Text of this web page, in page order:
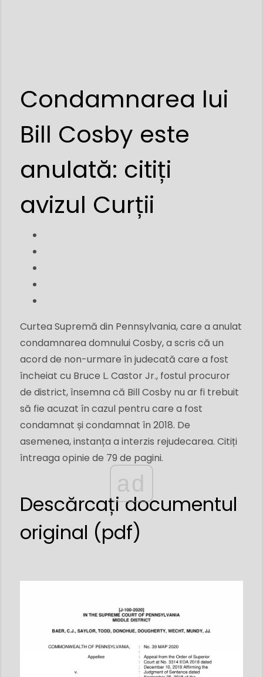
Condamnarea lui
Bill Cosby este
anulată: citiți
avizul Curții
Curtea Supremă din Pennsylvania, care a anulat
condamnarea domnului Cosby, a scris că un
acord de non-urmare în judecată care a fost
încheiat cu Bruce L. Castor Jr., fostul procuror
de district, însemna că Bill Cosby nu ar fi trebuit
să fie acuzat în cazul pentru care a fost
condamnat și condamnat în 2018. De
asemenea, instanța a interzis rejudecarea. Citiți
întreaga opinie de 79 de pagini.
O versiune PDF a acestui document cu text
ad
Descărcați documentul
original (pdf)